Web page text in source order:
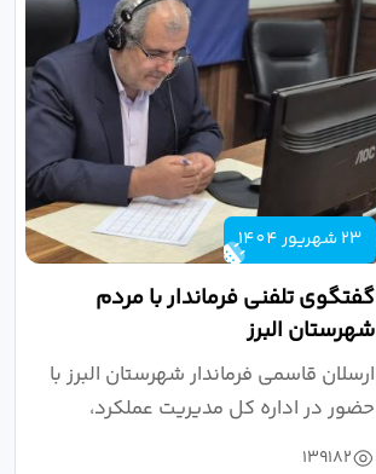
23 شهریور 1404
گفتگوی تلفنی فرماندار با مردم
شهرستان البرز
ارسلان قاسمی فرماندار شهرستان البرز با
حضور در اداره کل مدیریت عملکرد،
بازرسی...
139182